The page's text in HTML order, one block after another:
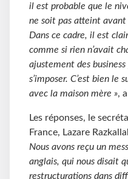
il est probable que le
ne soit pas atteint avant
Dans ce cadre, il est
comme si rien n’avait
ajustement des
s’imposer. C’est bien le
avec la maison mère »,
Les réponses, le
France, Lazare
Nous avons reçu un
anglais, qui nous disait
restructurations dans